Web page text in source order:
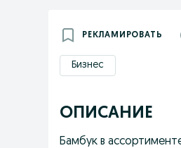
РЕКЛАМИРОВАТЬ
Бизнес
ОПИСАНИЕ
Бамбук в